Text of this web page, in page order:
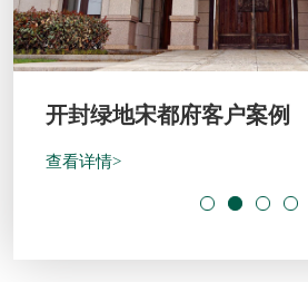
开封绿地宋都府客户案例
查看详情>